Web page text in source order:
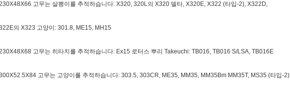
고무는 살쾡이를 추적하습니다: X320, 320L의 X320 델타, X320E, X322 (타입-2), X322D,
의 X323 고양이: 301.8, ME15, MH15
고무는 히타치를 추적하습니다: Ex15 로터스 뿌리 Takeuchi: TB016, TB016 S/LSA, TB016E
고무는 고양이를 추적하습니다: 303.5, 303CR, ME35, MM35, MM35Bm MM35T, MS35 (타입-2)